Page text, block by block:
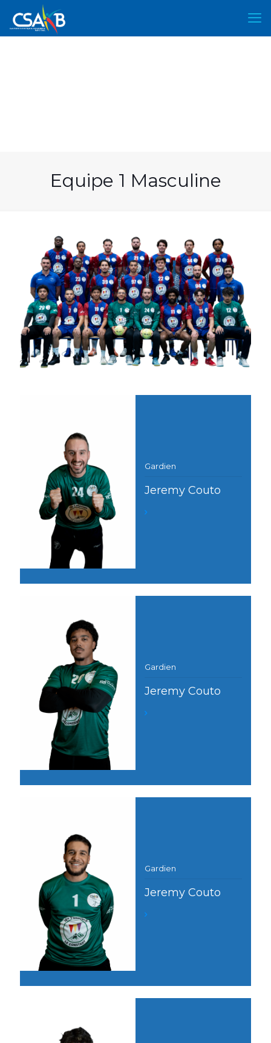
Equipe 1 Masculine
Gardien
Jeremy Couto
Gardien
Jeremy Couto
Gardien
Jeremy Couto